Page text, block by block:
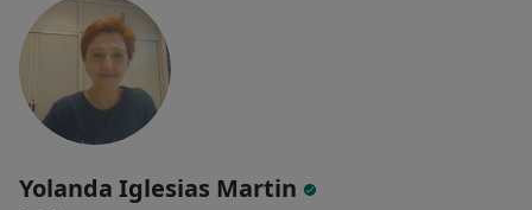
Yolanda Iglesias Martin